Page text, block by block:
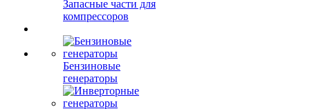
Запасные части для
компрессоров
Бензиновые
генераторы